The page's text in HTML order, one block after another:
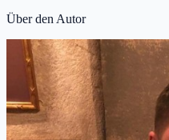
Über den Autor